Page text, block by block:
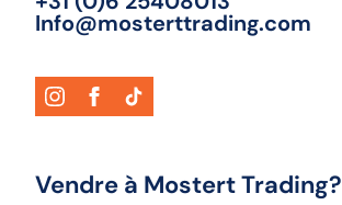
Info@mosterttrading.com
Vendre à Mostert Trading?